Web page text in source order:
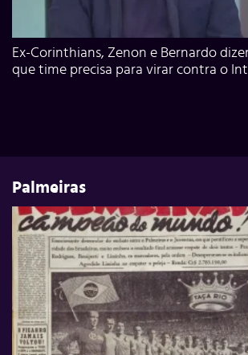
Ex-Corinthians, Zenon e Bernardo
que time precisa para virar contra o
Palmeiras